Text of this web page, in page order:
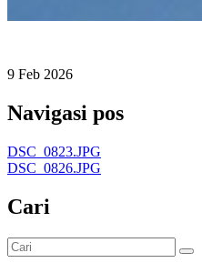
9 Feb 2026
Navigasi pos
DSC_0823.JPG
DSC_0826.JPG
Cari